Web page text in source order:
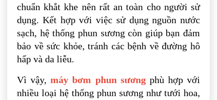
chuẩn khắt khe nên rất an toàn cho người sử
dụng. Kết hợp với việc sử dụng nguồn nước
sạch, hệ thống phun sương còn giúp bạn đảm
bảo về sức khỏe, tránh các bệnh về đường hô
hấp và da liễu.
Vì vậy,máy bơm phun sươngphù hợp với
nhiều loại hệ thống phun sương như tưới hoa,